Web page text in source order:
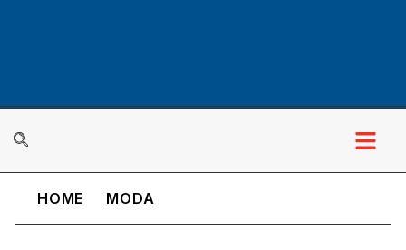
HOME MODA